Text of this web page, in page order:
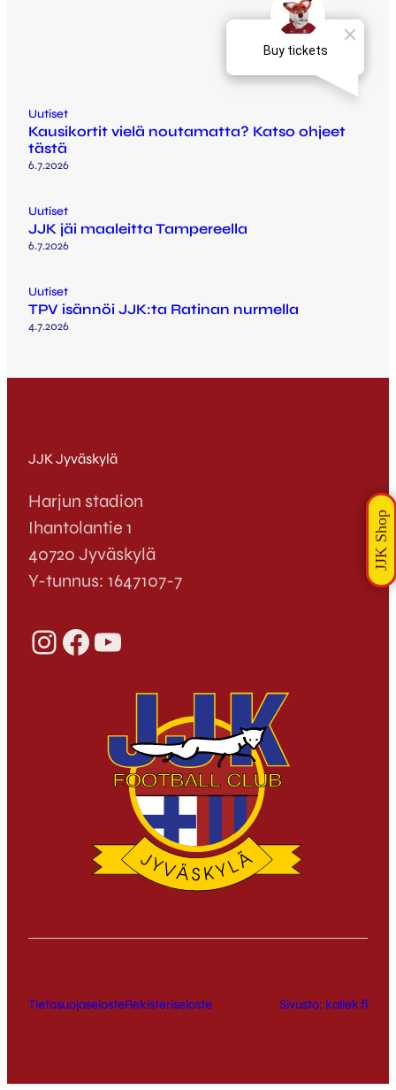
Uutiset
Kausikortit vielä noutamatta? Katso ohjeet
tästä
6.7.2026
Uutiset
JJK jäi maaleitta Tampereella
6.7.2026
Uutiset
TPV isännöi JJK:ta Ratinan nurmella
4.7.2026
JJK Jyväskylä
Harjun stadion
Ihantolantie 1
40720 Jyväskylä
Y-tunnus: 1647107-7
InstagramFacebook YouTube
TietosuojaselosteRekisteriseloste Sivusto: kallek.fi